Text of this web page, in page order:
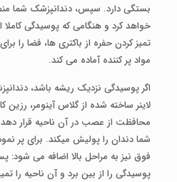
بستگی دارد. سپس، دندانپزشک شما
خواهد کرد و هنگامی که پوسیدگی
تمیز کردن حفره از باکتری ها، فضا را برای
مواد پر کننده آماده می کند.
اگر پوسیدگی نزدیک ریشه باشد،
لاینر ساخته شده از گلاس آینومر، رزین
محافظت از عصب در آن ناحیه قرار
شما دندان را پولیش میکند. برای پر
فوق نیز به مراحل بالا اضافه می شود:
پوسیدگی را از بین برد و آن ناحیه را